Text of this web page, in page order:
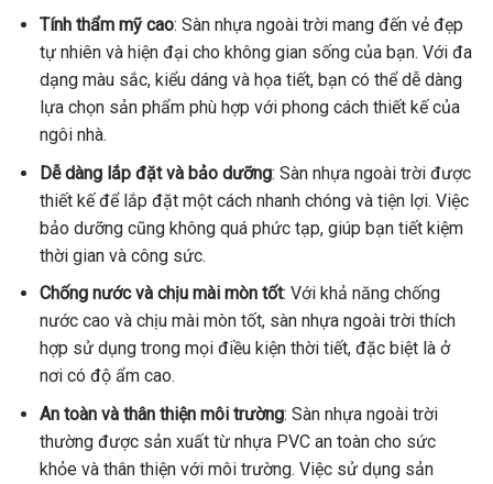
Tính thẩm mỹ cao: Sàn nhựa ngoài trời mang đến vẻ đẹp
tự nhiên và hiện đại cho không gian sống của bạn. Với đa
dạng màu sắc, kiểu dáng và họa tiết, bạn có thể dễ dàng
lựa chọn sản phẩm phù hợp với phong cách thiết kế của
ngôi nhà.
Dễ dàng lắp đặt và bảo dưỡng: Sàn nhựa ngoài trời được
thiết kế để lắp đặt một cách nhanh chóng và tiện lợi. Việc
bảo dưỡng cũng không quá phức tạp, giúp bạn tiết kiệm
thời gian và công sức.
Chống nước và chịu mài mòn tốt: Với khả năng chống
nước cao và chịu mài mòn tốt, sàn nhựa ngoài trời thích
hợp sử dụng trong mọi điều kiện thời tiết, đặc biệt là ở
nơi có độ ẩm cao.
An toàn và thân thiện môi trường: Sàn nhựa ngoài trời
thường được sản xuất từ nhựa PVC an toàn cho sức
khỏe và thân thiện với môi trường. Việc sử dụng sản